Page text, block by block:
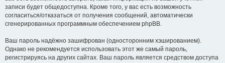
записи будет общедоступна. Кроме того, у вас есть возможность
согласиться/отказаться от получения сообщений, автоматически
сгенерированных программным обеспечением phpBB.
Ваш пароль надёжно зашифрован (односторонним хэшированием).
Однако не рекомендуется использовать этот же самый пароль,
регистрируясь на других сайтах. Ваш пароль является средством доступа